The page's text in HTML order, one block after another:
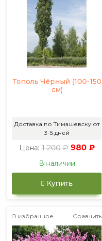
Тополь Чёрный (100-150
см)
Доставка по Тимашевску от
3-5 дней
Цена: 1 200 ₽ 980 ₽
В наличии
Купить
В избранное Сравнить